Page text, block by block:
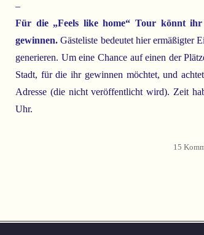
–
Für die „Feels like home“ Tour könnt
gewinnen.Gästeliste bedeutet hier ermäßigter
generieren. Um eine Chance auf einen der
Stadt, für die ihr gewinnen möchtet, und
Adresse (die nicht veröffentlicht wird). Zeit
Uhr.
15